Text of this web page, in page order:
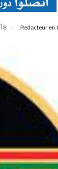
Redacteur en 8 أكتوبر, 2021 | | 2:37 م